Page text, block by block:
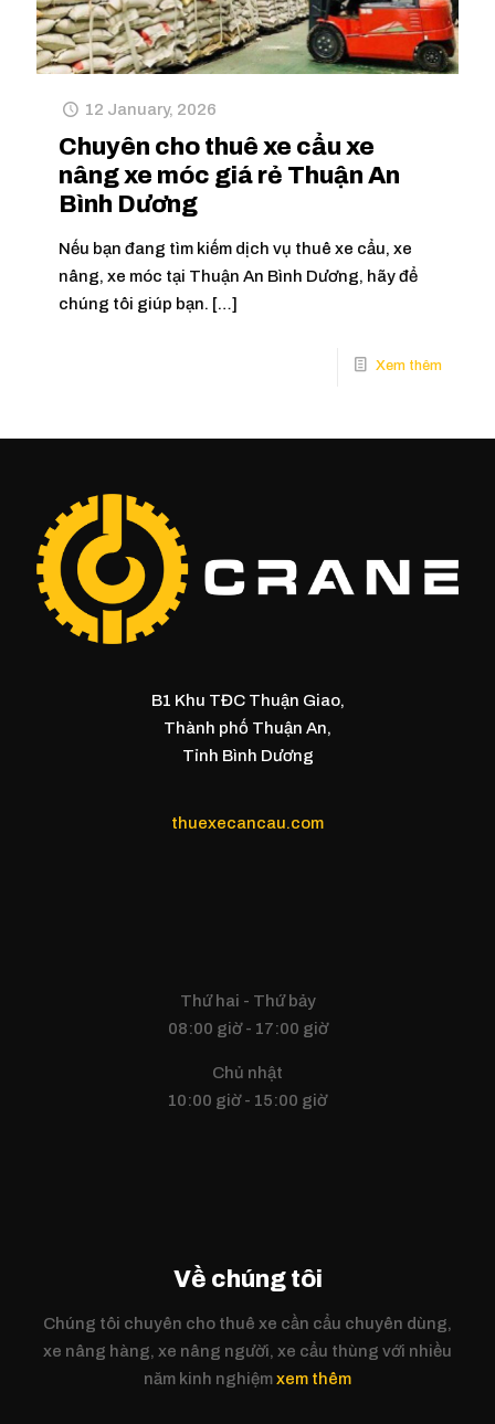
12 January, 2026
Chuyên cho thuê xe cẩu xe
nâng xe móc giá rẻ Thuận An
Bình Dương
Nếu bạn đang tìm kiếm dịch vụ thuê xe cẩu, xe
nâng, xe móc tại Thuận An Bình Dương, hãy để
chúng tôi giúp bạn. […]
B1 Khu TĐC Thuận Giao,
Thành phố Thuận An,
Tỉnh Bình Dương
thuexecancau.com
Thứ hai - Thứ bảy
08:00 giờ - 17:00 giờ
Chủ nhật
10:00 giờ - 15:00 giờ
Về chúng tôi
Chúng tôi chuyên cho thuê xe cần cẩu chuyên dùng,
xe nâng hàng, xe nâng người, xe cẩu thùng với nhiều
năm kinh nghiệmxem thêm